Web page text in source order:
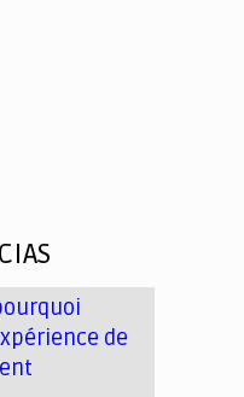
de